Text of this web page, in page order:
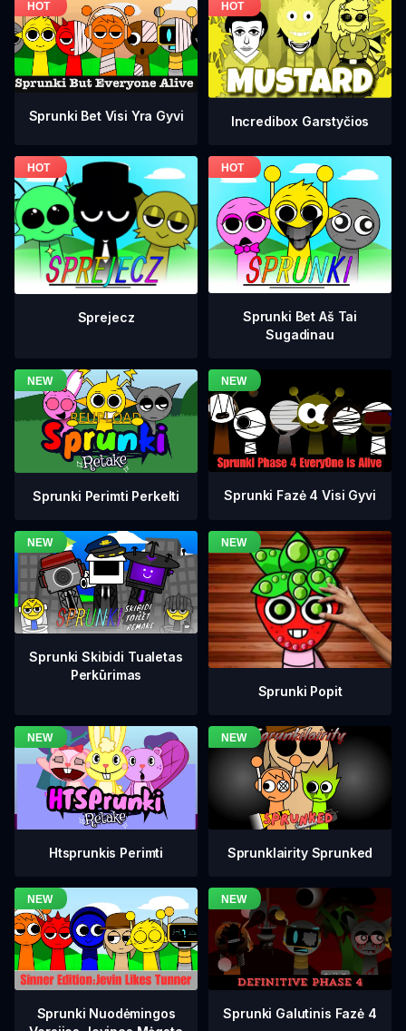
Sprunki Bet Visi Yra Gyvi Incredibox Garstyčios
Sprejecz
Sprunki Bet Aš Tai
Sugadinau
Sprunki Perimti Perkelti Sprunki Fazė 4 Visi Gyvi
Sprunki Skibidi Tualetas
Perkūrimas
Sprunki Popit
Htsprunkis Perimti Sprunklairity Sprunked
Sprunki Nuodėmingos
Sprunki Galutinis Fazė 4